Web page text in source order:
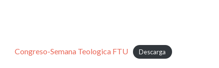
Congreso-Semana Teologica FTU Descarga